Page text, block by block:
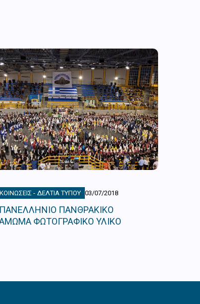
- ΔΕΛΤΊΑ ΤΎΠΟΥ 03/07/2018
ΠΑΝΘΡΑΚΙΚΟ
ΦΩΤΟΓΡΑΦΙΚΟ ΥΛΙΚΟ